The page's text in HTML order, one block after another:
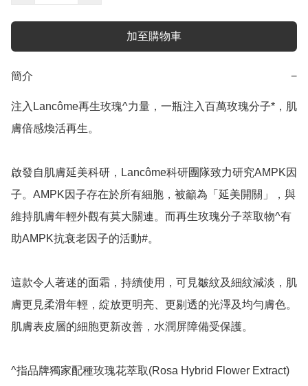
加至購物車
簡介 −
注入Lancôme再生玫瑰^力量，一瓶注入百萬玫瑰分子*，肌
膚倍感煥活再生。
啟發自肌膚延美科研，Lancôme科研團隊致力研究AMPK因
子。AMPK因子存在於所有細胞，被籲為「延美開關」，與
維持肌膚年輕外觀有莫大關連。而再生玫瑰分子萃取物^有
助AMPK抗衰老因子的活動#。
這款令人著迷的面霜，持續使用，可見皺紋及細紋減淡，肌
膚更見柔滑年輕，綻放更明亮、更剔透的光澤及均勻膚色。
肌膚表皮層的細胞更新改善，水潤屏障備受保護。
^指品牌獨家配種玫瑰花萃取(Rosa Hybrid Flower Extract)